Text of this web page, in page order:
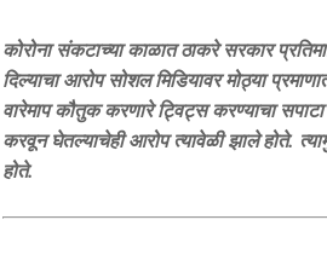
कोरोना संकटाच्या काळात ठाकरे सरकार
दिल्याचा आरोप सोशल मिडियावर मोठ्या
वारेमाप कौतुक करणारे ट्विट्स करण्याचा
करवून घेतल्याचेही आरोप त्यावेळी झाले होते.
होते.